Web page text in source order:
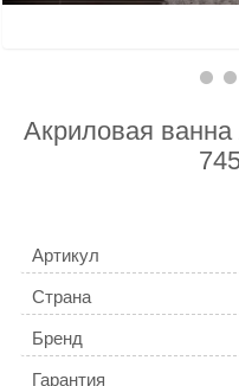
Акриловая
Артикул
Страна
Бренд
Гарантия